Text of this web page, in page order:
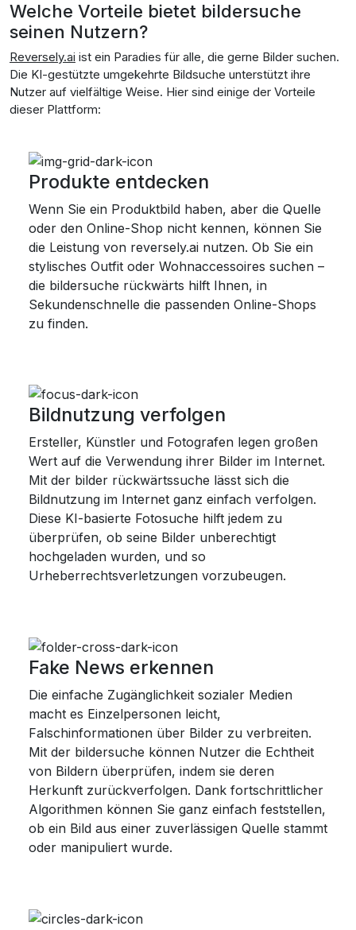
Welche Vorteile bietet bildersuche
seinen Nutzern?
Reversely.ai ist ein Paradies für alle, die gerne Bilder suchen.
Die KI-gestützte umgekehrte Bildsuche unterstützt ihre
Nutzer auf vielfältige Weise. Hier sind einige der Vorteile
dieser Plattform:
Produkte entdecken
Wenn Sie ein Produktbild haben, aber die Quelle
oder den Online-Shop nicht kennen, können Sie
die Leistung von reversely.ai nutzen. Ob Sie ein
stylisches Outfit oder Wohnaccessoires suchen –
die bildersuche rückwärts hilft Ihnen, in
Sekundenschnelle die passenden Online-Shops
zu finden.
Bildnutzung verfolgen
Ersteller, Künstler und Fotografen legen großen
Wert auf die Verwendung ihrer Bilder im Internet.
Mit der bilder rückwärtssuche lässt sich die
Bildnutzung im Internet ganz einfach verfolgen.
Diese KI-basierte Fotosuche hilft jedem zu
überprüfen, ob seine Bilder unberechtigt
hochgeladen wurden, und so
Urheberrechtsverletzungen vorzubeugen.
Fake News erkennen
Die einfache Zugänglichkeit sozialer Medien
macht es Einzelpersonen leicht,
Falschinformationen über Bilder zu verbreiten.
Mit der bildersuche können Nutzer die Echtheit
von Bildern überprüfen, indem sie deren
Herkunft zurückverfolgen. Dank fortschrittlicher
Algorithmen können Sie ganz einfach feststellen,
ob ein Bild aus einer zuverlässigen Quelle stammt
oder manipuliert wurde.